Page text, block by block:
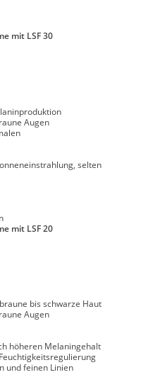
mit LSF 30
Augen
selten
mit LSF 20
bis schwarze Haut
Augen
höheren Melaningehalt
und feinen Linien